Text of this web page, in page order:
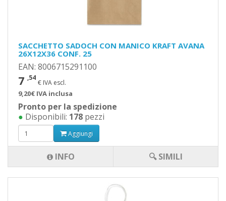
SACCHETTO SADOCH CON MANICO KRAFT AVANA
26X12X36 CONF. 25
EAN: 8006715291100
7 ,54
€ IVA escl.
9,20€ IVA inclusa
Pronto per la spedizione
● Disponibili: 178 pezzi
Aggiungi
INFO 🔍 SIMILI